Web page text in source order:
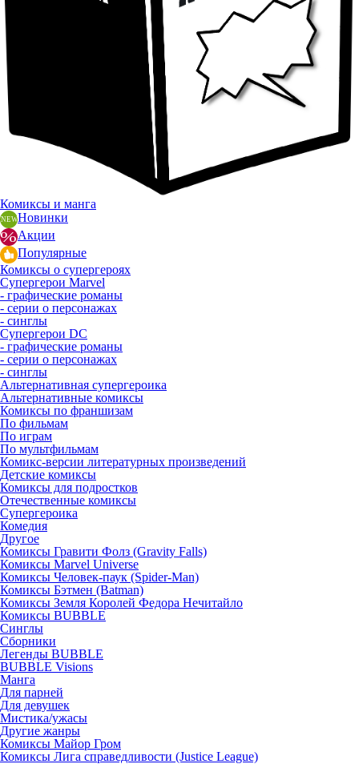
Комиксы и манга
Новинки
Акции
Популярные
Комиксы о супергероях
Супергерои Marvel
- графические романы
- серии о персонажах
- синглы
Супергерои DC
- графические романы
- серии о персонажах
- синглы
Альтернативная супергероика
Альтернативные комиксы
Комиксы по франшизам
По фильмам
По играм
По мультфильмам
Комикс-версии литературных произведений
Детские комиксы
Комиксы для подростков
Отечественные комиксы
Супергероика
Комедия
Другое
Комиксы Гравити Фолз (Gravity Falls)
Комиксы Marvel Universe
Комиксы Человек-паук (Spider-Man)
Комиксы Бэтмен (Batman)
Комиксы Земля Королей Федора Нечитайло
Комиксы BUBBLE
Синглы
Сборники
Легенды BUBBLE
BUBBLE Visions
Манга
Для парней
Для девушек
Мистика/ужасы
Другие жанры
Комиксы Майор Гром
Комиксы Лига справедливости (Justice League)